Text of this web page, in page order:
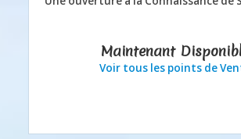
Maintenant
Voir tous les points de